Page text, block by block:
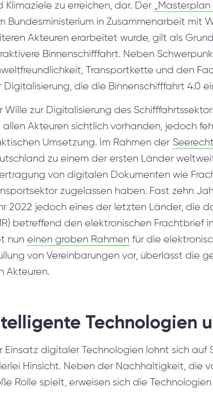
Klimaziele zu erreichen, dar. Der „Masterplan
Bundesministerium in Zusammenarbeit mit
Akteuren erarbeitet wurde, gilt als
Binnenschifffahrt. Neben
Transportkette und den
Digitalisierung, die die Binnenschifffahrt 4.0
Wille zur Digitalisierung des
allen Akteuren sichtlich vorhanden, jedoch
Umsetzung. Im Rahmen der
zu einem der ersten Länder
von digitalen Dokumenten wie
zugelassen haben. Fast zehn
2022 jedoch eines der letzten Länder, die
betreffend den elektronischen Frachtbrief
nun einen groben Rahmen für die
von Vereinbarungen vor, überlässt die
Akteuren.
Technologien
Einsatz digitaler Technologien lohnt sich auf
Hinsicht. Neben der Nachhaltigkeit, die
Rolle spielt, erweisen sich die